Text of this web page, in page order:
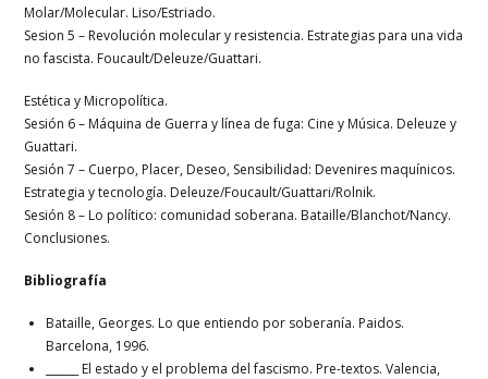
Molar/Molecular. Liso/Estriado.
Sesion 5 – Revolución molecular y resistencia. Estrategias para una vida
no fascista. Foucault/Deleuze/Guattari.
Estética y Micropolítica.
Sesión 6 – Máquina de Guerra y línea de fuga: Cine y Música. Deleuze y
Guattari.
Sesión 7 – Cuerpo, Placer, Deseo, Sensibilidad: Devenires maquínicos.
Estrategia y tecnología. Deleuze/Foucault/Guattari/Rolnik.
Sesión 8 – Lo político: comunidad soberana. Bataille/Blanchot/Nancy.
Conclusiones.
Bibliografía
Bataille, Georges. Lo que entiendo por soberanía. Paidos.
Barcelona, 1996.
______ El estado y el problema del fascismo. Pre-textos. Valencia,